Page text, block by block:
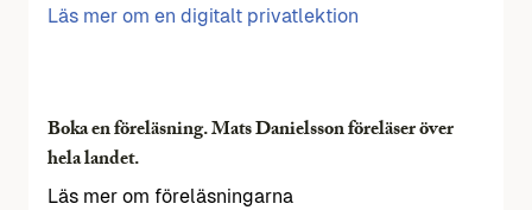
Läs mer om en digitalt privatlektion
Boka en föreläsning. Mats Danielsson föreläser över
hela landet.
Läs mer om föreläsningarna